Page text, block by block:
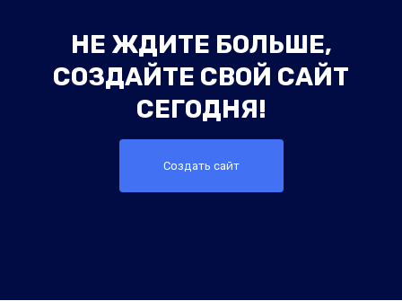
НЕ ЖДИТЕ БОЛЬШЕ,
СОЗДАЙТЕ СВОЙ САЙТ
СЕГОДНЯ!
Создать сайт